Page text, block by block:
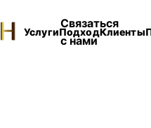
УслугиПодходКлиенты
Связаться
с нами